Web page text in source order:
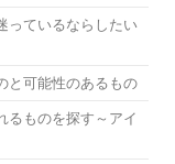
っているならしたい
と可能性のあるもの
るものを探す～アイ